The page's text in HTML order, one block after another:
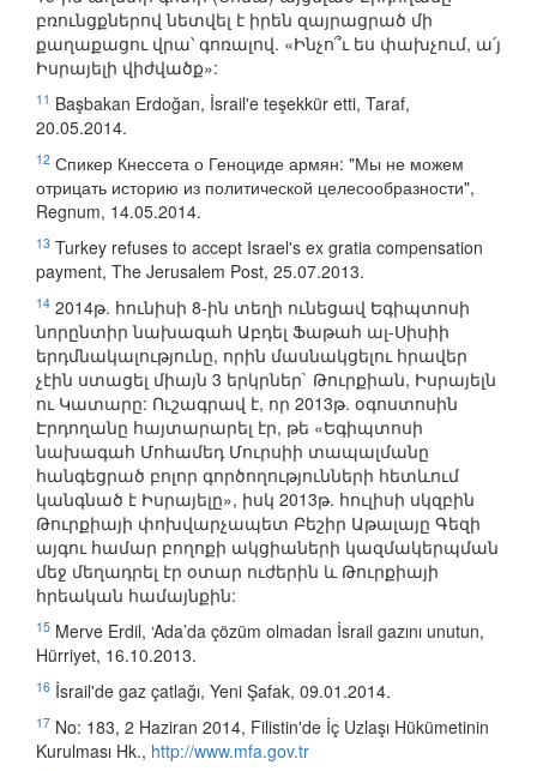
բռունցքներով նետվել է իրեն զայրացրած մի
քաղաքացու վրա՝ գոռալով. «Ինչո՞ւ ես փախչում, ա՛յ
Իսրայելի վիժվածք»:
11 Başbakan Erdoğan, İsrail'e teşekkür etti, Taraf,
20.05.2014.
12 Спикер Кнессета о Геноциде армян: "Мы не можем
отрицать историю из политической целесообразности",
Regnum, 14.05.2014.
13 Turkey refuses to accept Israel's ex gratia compensation
payment, The Jerusalem Post, 25.07.2013.
14 2014թ. հունիսի 8-ին տեղի ունեցավ Եգիպտոսի
նորընտիր նախագահ Աբդել Ֆաթահ ալ-Սիսիի
երդմնակալությունը, որին մասնակցելու հրավեր
չէին ստացել միայն 3 երկրներ` Թուրքիան, Իսրայելն
ու Կատարը: Ուշագրավ է, որ 2013թ. օգոստոսին
Էրդողանը հայտարարել էր, թե «Եգիպտոսի
նախագահ Մոհամեդ Մուրսիի տապալմանը
հանգեցրած բոլոր գործողությունների հետևում
կանգնած է Իսրայելը», իսկ 2013թ. հուլիսի սկզբին
Թուրքիայի փոխվարչապետ Բեշիր Աթալայը Գեզի
այգու համար բողոքի ակցիաների կազմակերպման
մեջ մեղադրել էր օտար ուժերին և Թուրքիայի
հրեական համայնքին:
15 Merve Erdil, ‘Ada’da çözüm olmadan İsrail gazını unutun,
Hürriyet, 16.10.2013.
16 İsrail'de gaz çatlağı, Yeni Şafak, 09.01.2014.
17 No: 183, 2 Haziran 2014, Filistin'de İç Uzlaşı Hükümetinin
Kurulması Hk., http://www.mfa.gov.tr